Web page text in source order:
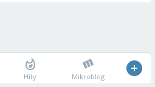
Hity Mikroblog